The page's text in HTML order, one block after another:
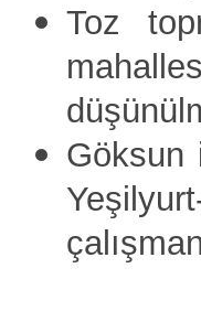
Toz
Göksun